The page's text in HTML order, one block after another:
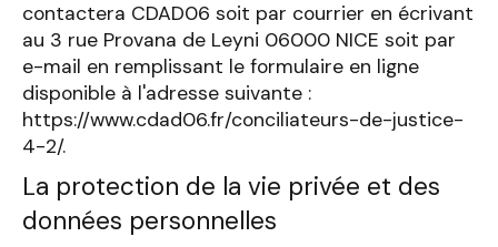
contactera CDAD06 soit par courrier en écrivant
au 3 rue Provana de Leyni 06000 NICE soit par
e-mail en remplissant le formulaire en ligne
disponible à l'adresse suivante :
https://www.cdad06.fr/conciliateurs-de-justice-
4-2/.
La protection de la vie privée et des
données personnelles